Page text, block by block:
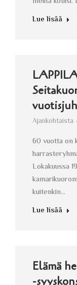
Lue lisää
Ajankohtaista
60 vuotta on
Lokakuussa
kuitenkin…
Lue lisää
Elämä
-